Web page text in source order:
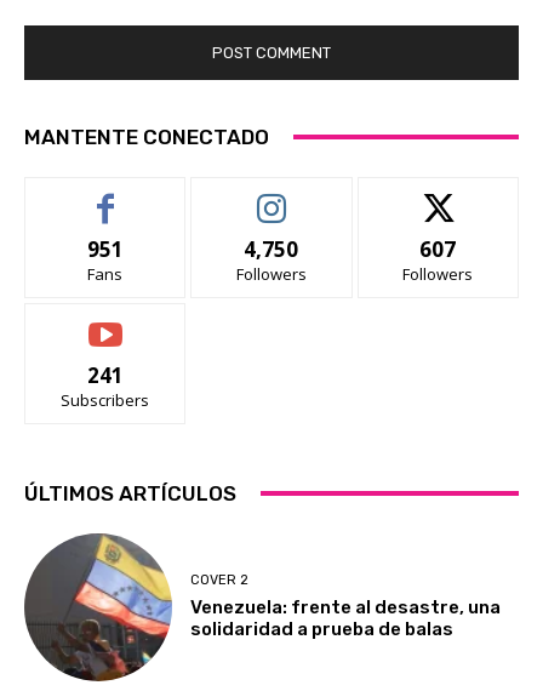
MANTENTE CONECTADO
951
Fans
4,750
Followers
607
Followers
241
Subscribers
ÚLTIMOS ARTÍCULOS
COVER 2
Venezuela: frente al desastre, una
solidaridad a prueba de balas